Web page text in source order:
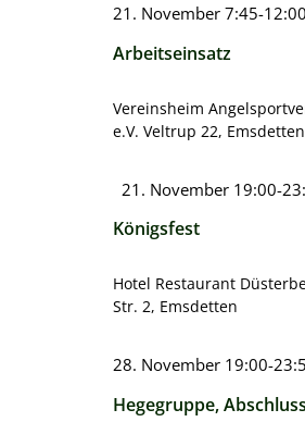
Arbeitseinsatz
21. November 7:45-12:00
Vereinsheim
e.V. Veltrup 22,
Königsfest
Hervorgehoben
21. November 19:00-
Hotel Restaurant
Str. 2, Emsdetten
Hegegruppe,
28. November 19:00-